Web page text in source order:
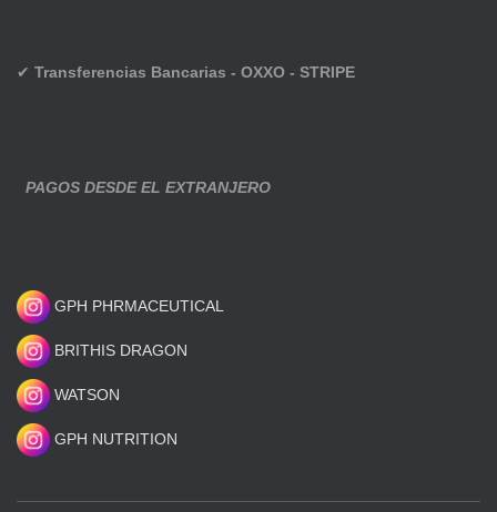
✔ Transferencias Bancarias - OXXO - STRIPE
PAGOS DESDE EL EXTRANJERO
GPH PHRMACEUTICAL
BRITHIS DRAGON
WATSON
GPH NUTRITION